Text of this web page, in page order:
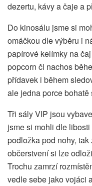
dezertu, kávy a čaje a
Do kinosálu jsme si
omáčkou dle výběru i
papírové kelímky na
popcorn či nachos
přídavek i během
ale jedna porce bohatě
Tři sály VIP jsou
jsme si mohli dle
podložka pod nohy,
občerstvení si lze
Trochu zamrzí
vedle sebe jako vojáci